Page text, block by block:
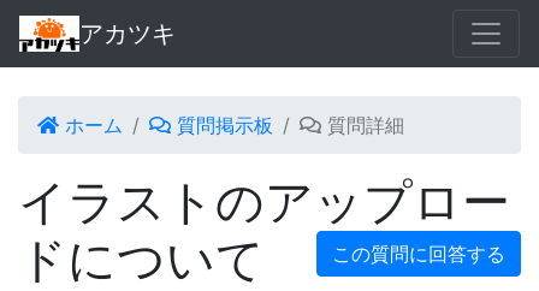
アカツキ
ホーム 質問掲示板 質問詳細
イラストのアップロー
ドについて
この質問に回答する